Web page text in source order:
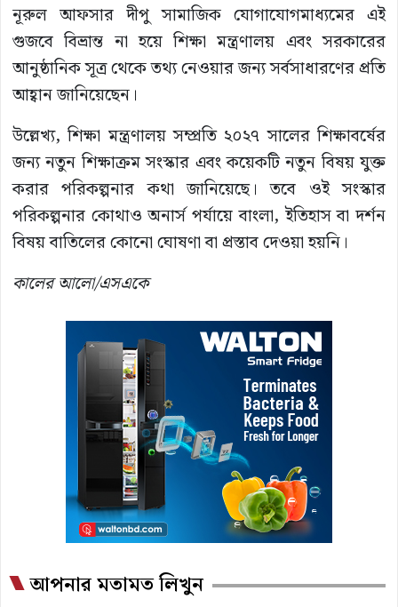
নূরুল আফসার দীপু সামাজিক যোগাযোগমাধ্যমের এই
গুজবে বিভ্রান্ত না হয়ে শিক্ষা মন্ত্রণালয় এবং সরকারের
আনুষ্ঠানিক সূত্র থেকে তথ্য নেওয়ার জন্য সর্বসাধারণের প্রতি
আহ্বান জানিয়েছেন।
উল্লেখ্য, শিক্ষা মন্ত্রণালয় সম্প্রতি ২০২৭ সালের শিক্ষাবর্ষের
জন্য নতুন শিক্ষাক্রম সংস্কার এবং কয়েকটি নতুন বিষয় যুক্ত
করার পরিকল্পনার কথা জানিয়েছে। তবে ওই সংস্কার
পরিকল্পনার কোথাও অনার্স পর্যায়ে বাংলা, ইতিহাস বা দর্শন
বিষয় বাতিলের কোনো ঘোষণা বা প্রস্তাব দেওয়া হয়নি।
কালের আলো/এসএকে
আপনার মতামত লিখুন